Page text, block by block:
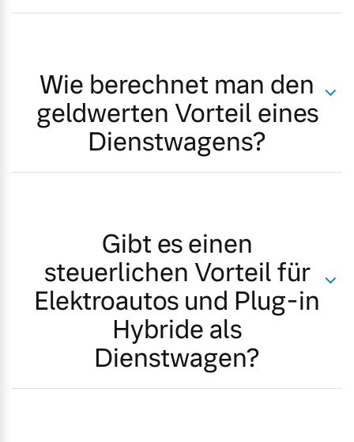
Wie berechnet man den
geldwerten Vorteil eines
Dienstwagens?
Gibt es einen
steuerlichen Vorteil für
Elektroautos und Plug-in
Hybride als
Dienstwagen?